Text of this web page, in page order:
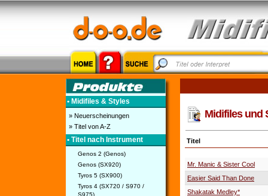
• Midifiles & Styles
» Neuerscheinungen
» Titel von A-Z
• Titel nach Instrument
Genos 2 (Genos)
Genos (SX920)
Tyros 5 (SX900)
Tyros 4 (SX720 / S970 /
S975)
Midifiles und
Titel
Mr. Manic & Sister Cool
Easier Said Than Done
Shakatak Medley*